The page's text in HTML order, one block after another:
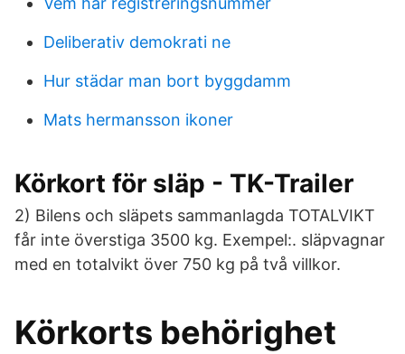
Deliberativ demokrati ne
Hur städar man bort byggdamm
Mats hermansson ikoner
Körkort för släp - TK-Trailer
2) Bilens och släpets sammanlagda TOTALVIKT
får inte överstiga 3500 kg. Exempel:. släpvagnar
med en totalvikt över 750 kg på två villkor.
Körkorts behörighet